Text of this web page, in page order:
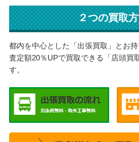
２つの買取
都内を中心とした「出張買取」とお
査定額20％UPで買取できる「店頭買
す。